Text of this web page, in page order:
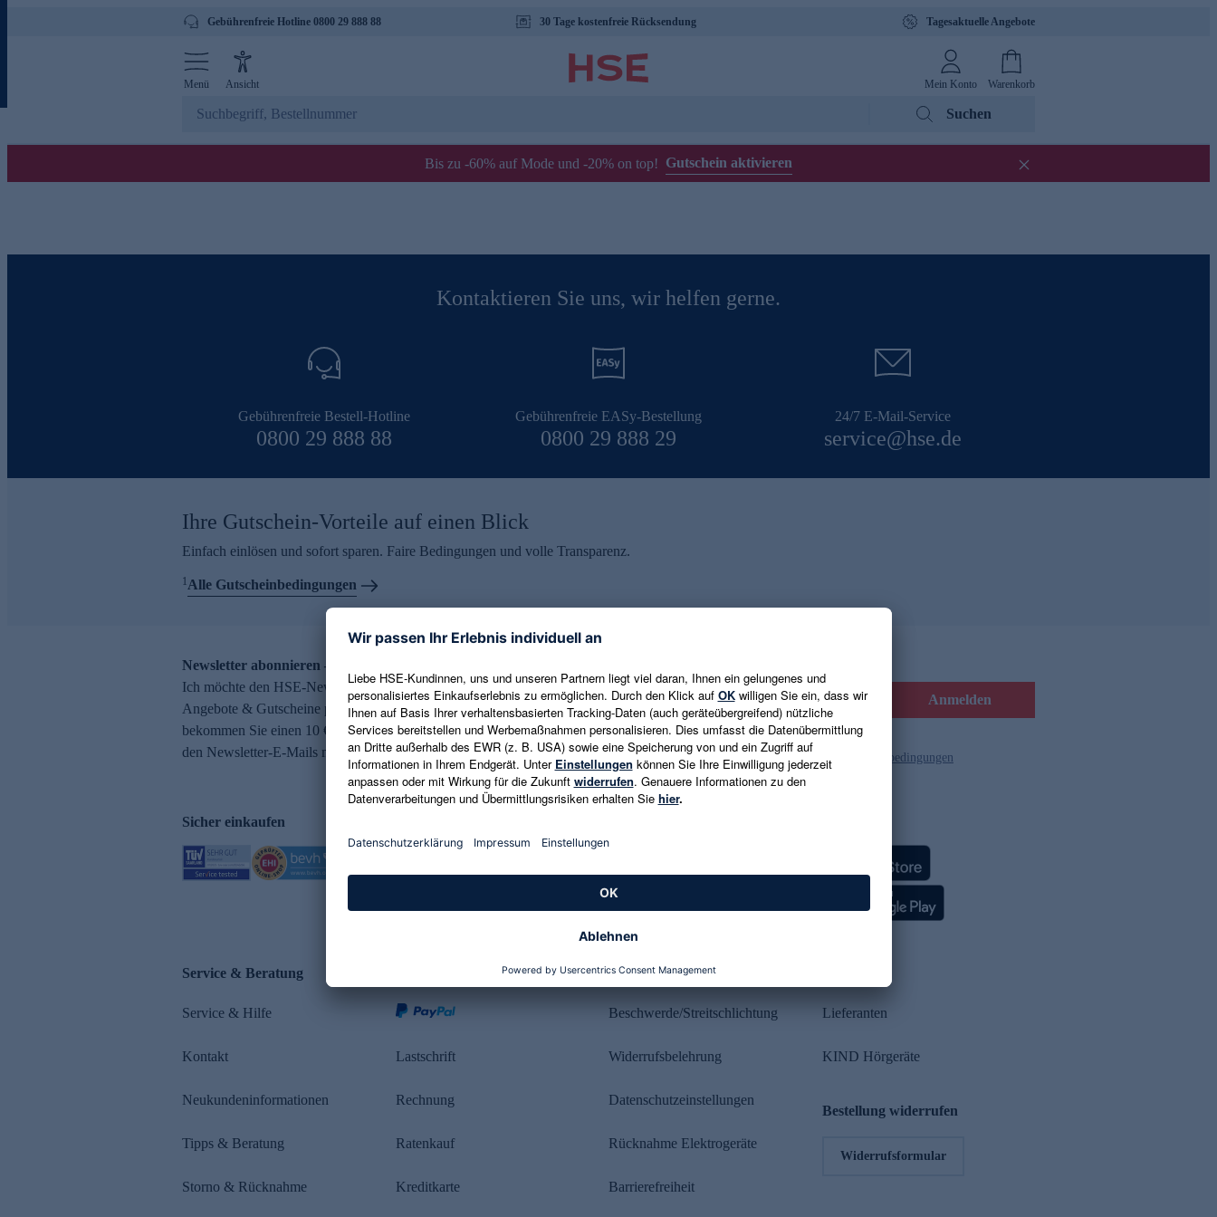
Gebührenfreie Hotline 0800 29 888 88 30 Tage kostenfreie Rücksendung Tagesaktuelle Angebote
Menü Ansicht Mein Konto Warenkorb
Suchen
Bis zu -60% auf Mode und -20% on top! Gutschein aktivieren
Kontaktieren Sie uns, wir helfen gerne.
Gebührenfreie Bestell-Hotline
0800 29 888 88
Gebührenfreie EASy-Bestellung
0800 29 888 29
24/7 E-Mail-Service
service@hse.de
Ihre Gutschein-Vorteile auf einen Blick
Einfach einlösen und sofort sparen. Faire Bedingungen und volle Transparenz.
1Alle Gutscheinbedingungen
Newsletter abonnieren – 10 € Gutschein erhalten
Ich möchte den HSE-Newsletter abonnieren und aktuelle Trends,
Angebote & Gutscheine per E-Mail erhalten. Als Dankeschön
bekommen Sie einen 10 € Gutschein. Eine Abmeldung ist jederzeit in
den Newsletter-E-Mails möglich.
E-Mail-Adresse eingeben Anmelden
Es gelten die Datenschutzrichtlinien und die Gutscheinbedingungen
Sicher einkaufen
Service & Beratung
Service & Hilfe
Kontakt
Neukundeninformationen
Tipps & Beratung
Storno & Rücknahme
Lastschrift
Rechnung
Ratenkauf
Kreditkarte
Rechtliches
Beschwerde/Streitschlichtung
Widerrufsbelehrung
Datenschutzeinstellungen
Rücknahme Elektrogeräte
Barrierefreiheit
Lieferanten
KIND Hörgeräte
Bestellung widerrufen
Widerrufsformular